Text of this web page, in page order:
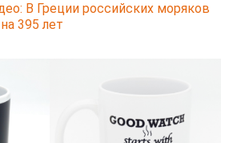
В Греции российских моряков
395 лет